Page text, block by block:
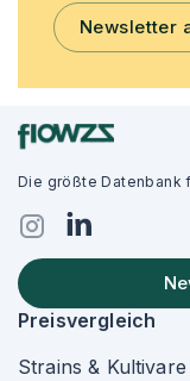
Newsletter
Die größte Datenbank
Preisvergleich
Strains & Kultivare